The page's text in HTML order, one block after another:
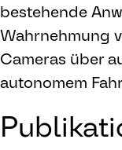
bestehende
Wahrnehmung
Cameras über
autonomem